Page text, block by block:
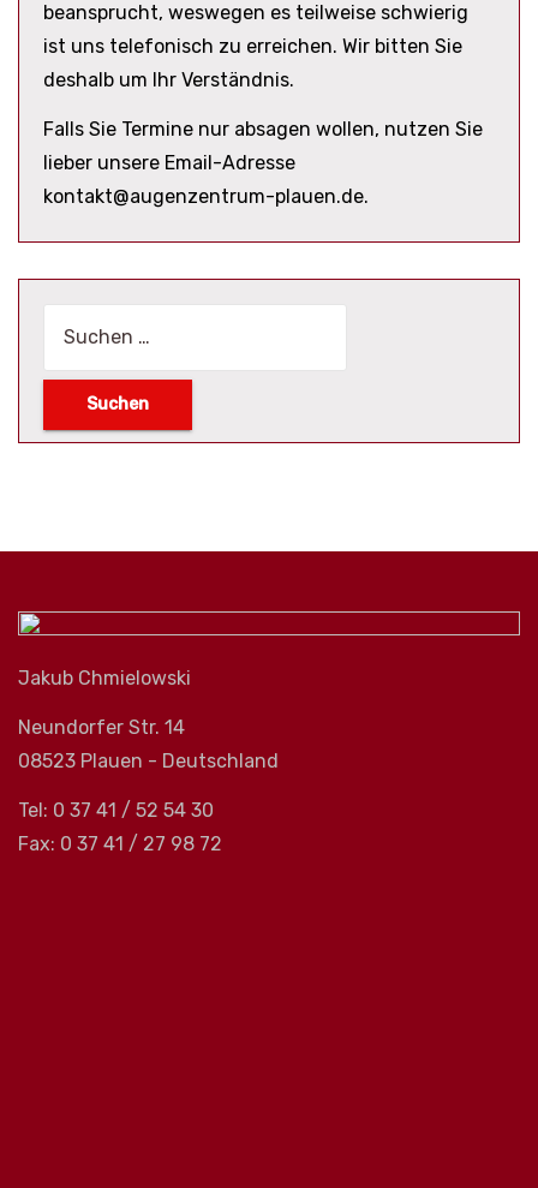
beansprucht, weswegen es teilweise schwierig
ist uns telefonisch zu erreichen. Wir bitten Sie
deshalb um Ihr Verständnis.
Falls Sie Termine nur absagen wollen, nutzen Sie
lieber unsere Email-Adresse
kontakt@augenzentrum-plauen.de.
Jakub Chmielowski
Neundorfer Str. 14
08523 Plauen - Deutschland
Tel: 0 37 41 / 52 54 30
Fax: 0 37 41 / 27 98 72